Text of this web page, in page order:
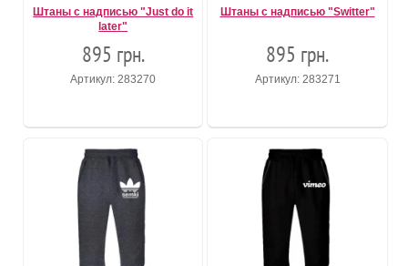
Штаны с надписью "Just do it
later"
895 грн.
Артикул: 283270
Штаны с надписью "Switter"
895 грн.
Артикул: 283271